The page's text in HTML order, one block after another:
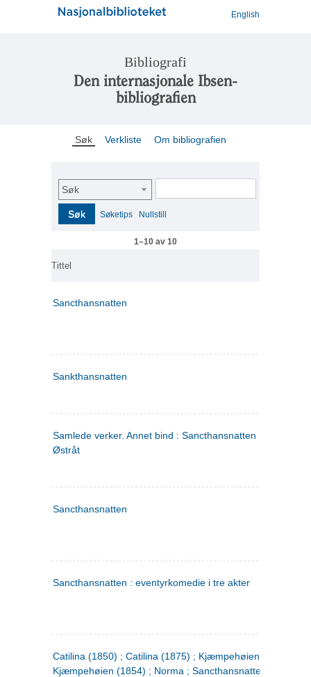
English
Bibliografi
Den internasjonale Ibsen-
bibliografien
Søk Verkliste Om bibliografien
Søk
Søk Søketips Nullstill
1–10 av 10
Tittel
Sancthansnatten
Sankthansnatten
Samlede verker. Annet bind : Sancthansnatten ; Fru Inger
Østråt
Sancthansnatten
Sancthansnatten : eventyrkomedie i tre akter
Catilina (1850) ; Catilina (1875) ; Kjæmpehøien (1850) ;
Kjæmpehøien (1854) ; Norma ; Sancthansnatten